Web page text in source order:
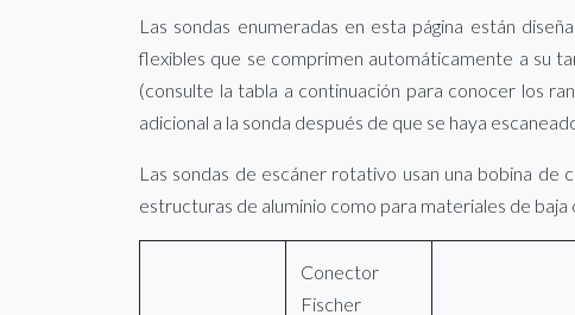
Las sondas enumeradas en esta página están
flexibles que se comprimen automáticamente a su
(consulte la tabla a continuación para conocer los
adicional a la sonda después de que se haya
Las sondas de escáner rotativo usan una bobina
estructuras de aluminio como para materiales de baja
Conector
Fischer